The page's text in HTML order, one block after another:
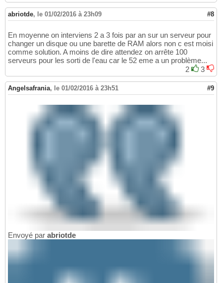
abriotde, le 01/02/2016 à 23h09 #8
En moyenne on interviens 2 a 3 fois par an sur un serveur pour
changer un disque ou une barette de RAM alors non c est moisi
comme solution. A moins de dire attendez on arrête 100
serveurs pour les sorti de l'eau car le 52 eme a un problème...
2
3
Angelsafrania, le 01/02/2016 à 23h51 #9
Envoyé par abriotde